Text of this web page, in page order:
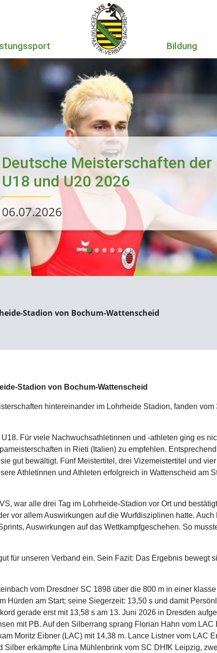
Bildung
Deutsche Meisterschaften der
U18 und U20 2026
06.07.2026
Stadion von Bochum-Wattenscheid
Stadion von Bochum-Wattenscheid
hintereinander im Lohrheide Stadion, fanden
Für viele Nachwuchsathletinnen und -athleten ging es
in Rieti (Italien) zu empfehlen.
gut bewältigt. Fünf Meistertitel, drei Vizemeistertitel und
Athletinnen und Athleten erfolgreich in Wattenscheid am
war alle drei Tag im Lohrheide-Stadion vor Ort und
vor allem Auswirkungen auf die Wurfdisziplinen hatte.
Auswirkungen auf das Wettkampfgeschehen. So
für unseren Verband ein. Sein Fazit: Das Ergebnis bewegt
vom Dresdner SC 1898 über die 800 m in einer
Hürden am Start; seine Siegerzeit: 13,50 s und damit
gerade erst mit 13,58 s am 13. Juni 2026 in Dresden
mit PB. Auf den Silberrang sprang Florian Hahn vom
Moritz Eibner (LAC) mit 14,38 m. Lance Listner vom LAC
erkämpfte Lina Mühlenbrink vom SC DHfK Leipzig,